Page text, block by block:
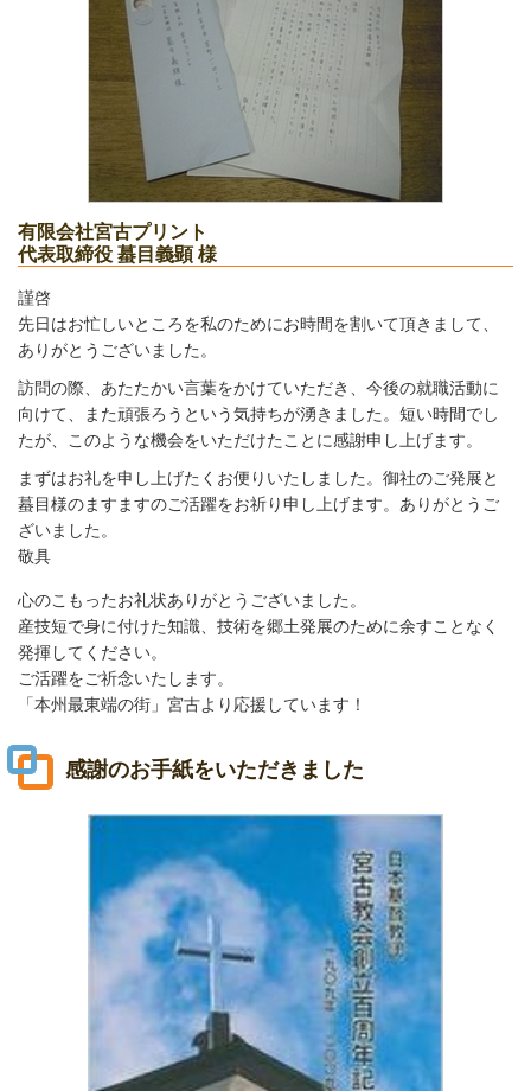
有限会社宮古プリント
代表取締役 蟇目義顕 様
謹啓
先日はお忙しいところを私のためにお時間を割いて頂きまして、
ありがとうございました。
訪問の際、あたたかい言葉をかけていただき、今後の就職活動に
向けて、また頑張ろうという気持ちが湧きました。短い時間でし
たが、このような機会をいただけたことに感謝申し上げます。
まずはお礼を申し上げたくお便りいたしました。御社のご発展と
蟇目様のますますのご活躍をお祈り申し上げます。ありがとうご
ざいました。
敬具
心のこもったお礼状ありがとうございました。
産技短で身に付けた知識、技術を郷土発展のために余すことなく
発揮してください。
ご活躍をご祈念いたします。
「本州最東端の街」宮古より応援しています！
感謝のお手紙をいただきました